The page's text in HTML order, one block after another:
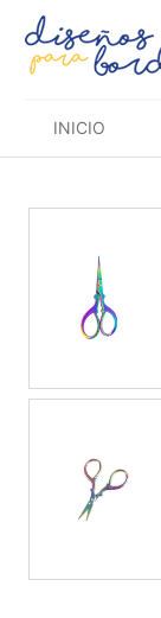
Saltar
contenido
INICIO